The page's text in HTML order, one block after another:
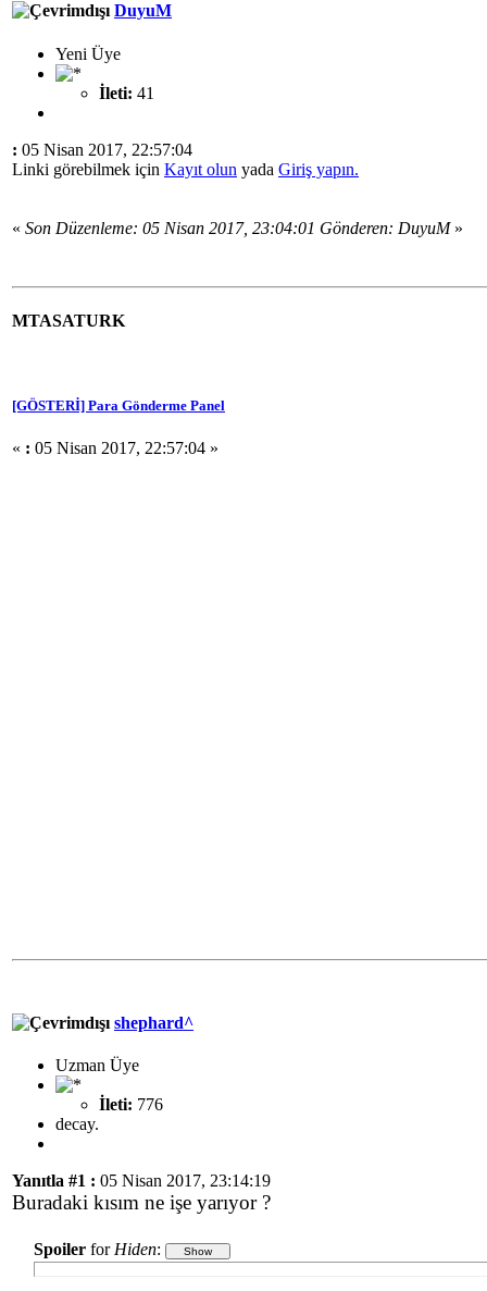
DuyuM
Yeni Üye
İleti: 41
: 05 Nisan 2017, 22:57:04
Linki görebilmek için Kayıt olun yada Giriş yapın.
« Son Düzenleme: 05 Nisan 2017, 23:04:01 Gönderen: DuyuM»
MTASATURK
[GÖSTERİ] Para Gönderme Panel
« : 05 Nisan 2017, 22:57:04 »
shephard^
Uzman Üye
İleti: 776
decay.
Yanıtla #1 : 05 Nisan 2017, 23:14:19
Buradaki kısım ne işe yarıyor ?
Spoiler for Hiden: